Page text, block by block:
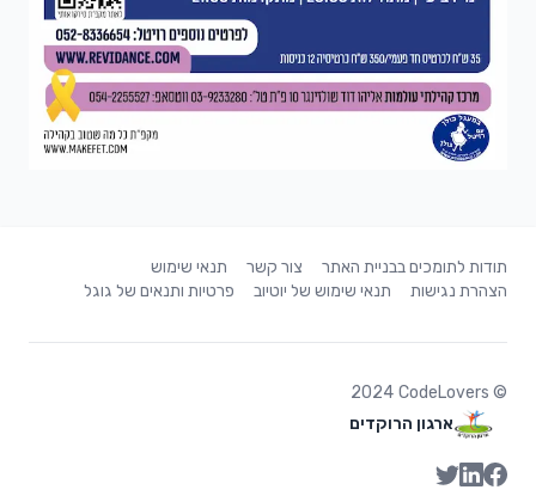
תודות לתומכים בבניית האתר צור קשר
תנאי שימוש
הצהרת נגישות
תנאי שימוש של יוטיוב פרטיות ותנאים של גוגל
©
2024 CodeLovers
ארגון הרוקדים